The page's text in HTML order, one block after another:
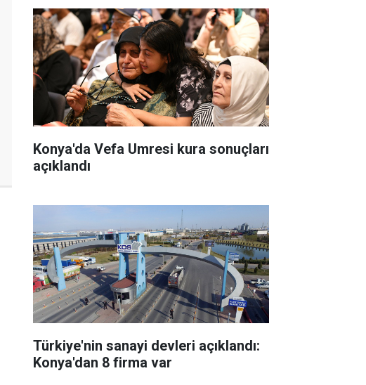
Konya'da Vefa Umresi kura sonuçları
açıklandı
Türkiye'nin sanayi devleri açıklandı:
Konya'dan 8 firma var